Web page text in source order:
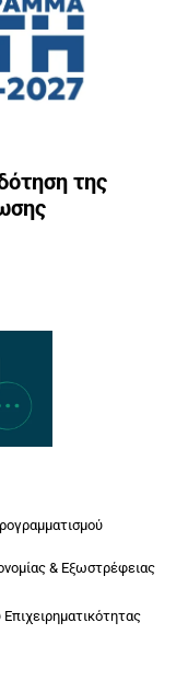
της
& Εξωστρέφειας